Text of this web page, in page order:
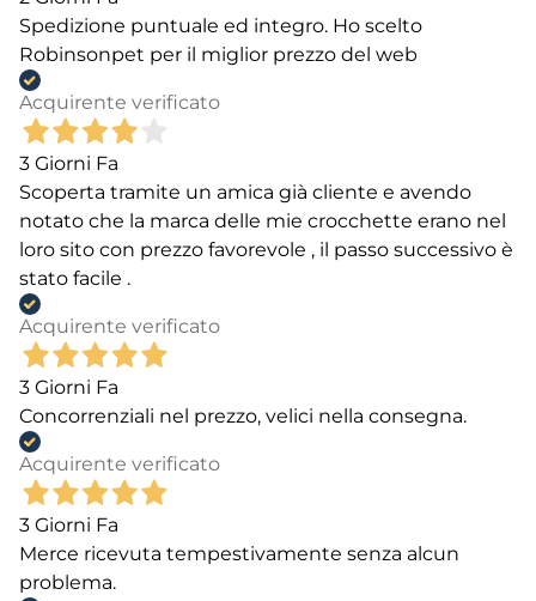
Spedizione puntuale ed integro. Ho scelto
Robinsonpet per il miglior prezzo del web
Acquirente verificato
3 Giorni Fa
Scoperta tramite un amica già cliente e avendo
notato che la marca delle mie crocchette erano nel
loro sito con prezzo favorevole , il passo successivo è
stato facile .
Acquirente verificato
3 Giorni Fa
Concorrenziali nel prezzo, velici nella consegna.
Acquirente verificato
3 Giorni Fa
Merce ricevuta tempestivamente senza alcun
problema.